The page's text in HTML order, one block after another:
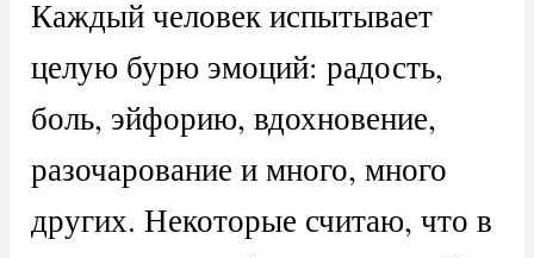
Каждый человек испытывает
целую бурю эмоций: радость,
боль, эйфорию, вдохновение,
разочарование и много, много
других. Некоторые считаю, что в